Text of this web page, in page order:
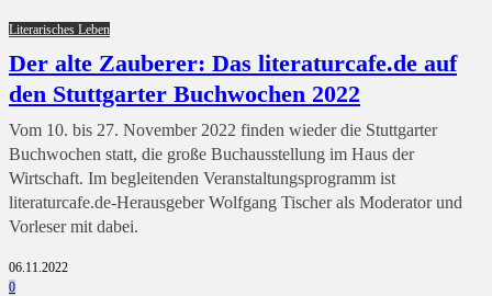
Literarisches Leben
Der alte Zauberer: Das literaturcafe.de auf
den Stuttgarter Buchwochen 2022
Vom 10. bis 27. November 2022 finden wieder die Stuttgarter
Buchwochen statt, die große Buchausstellung im Haus der
Wirtschaft. Im begleitenden Veranstaltungsprogramm ist
literaturcafe.de-Herausgeber Wolfgang Tischer als Moderator und
Vorleser mit dabei.
06.11.2022
0